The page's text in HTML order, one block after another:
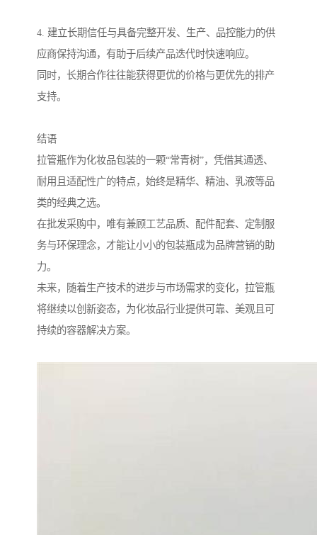
4. 建立长期信任与具备完整开发、生产、品控能力的供
应商保持沟通，有助于后续产品迭代时快速响应。
同时，长期合作往往能获得更优的价格与更优先的排产
支持。
结语
拉管瓶作为化妆品包装的一颗“常青树”，凭借其通透、
耐用且适配性广的特点，始终是精华、精油、乳液等品
类的经典之选。
在批发采购中，唯有兼顾工艺品质、配件配套、定制服
务与环保理念，才能让小小的包装瓶成为品牌营销的助
力。
未来，随着生产技术的进步与市场需求的变化，拉管瓶
将继续以创新姿态，为化妆品行业提供可靠、美观且可
持续的容器解决方案。